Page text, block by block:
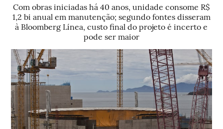
Com obras iniciadas há 40 anos, unidade consome R$
1,2 bi anual em manutenção; segundo fontes disseram
à Bloomberg Línea, custo final do projeto é incerto e
pode ser maior